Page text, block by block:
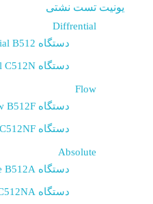
یونیت تست نشتی
Diffrential
دستگاه Differential B512
دستگاه Differential C512N
Flow
دستگاه Flow B512F
دستگاه Flow C512NF
Absolute
دستگاه Absolute B512A
دستگاه Absolute C512NA